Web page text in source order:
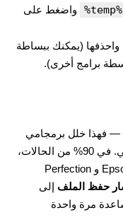
%temp%
واضغط على
(يمكنك ببساطة
برامج أخرى).
— فهذا خلل برمجامي
في النظام وليس عطلاً في الماسح الضوئي. في 90% من الحالات،
يتم استعادة كفاءة سلاسل Epson WorkForce و Perfection
حفظ الملف إلى
مرة واحدة